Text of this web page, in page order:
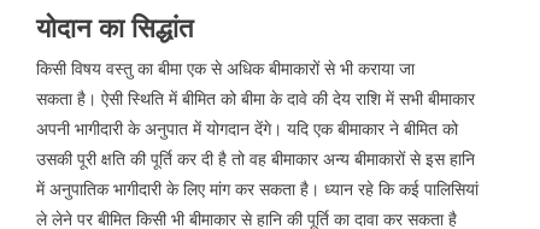
योदान का सिद्धांत
किसी विषय वस्तु का बीमा एक से अधिक बीमाकारों से भी कराया जा
सकता है। ऐसी स्थिति में बीमित को बीमा के दावे की देय राशि में सभी बीमाकार
अपनी भागीदारी के अनुपात में योगदान देंगे। यदि एक बीमाकार ने बीमित को
उसकी पूरी क्षति की पूर्ति कर दी है तो वह बीमाकार अन्य बीमाकारों से इस हानि
में अनुपातिक भागीदारी के लिए मांग कर सकता है। ध्यान रहे कि कई पालिसियां
ले लेने पर बीमित किसी भी बीमाकार से हानि की पूर्ति का दावा कर सकता है